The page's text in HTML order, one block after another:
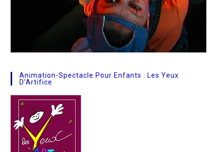
Animation-Spectacle Pour Enfants : Les Yeux
D’Artifice